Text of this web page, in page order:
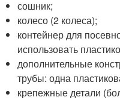
сошник;
колесо (2 колеса);
контейнер для
использовать
дополнительные
трубы: одна
крепежные детали